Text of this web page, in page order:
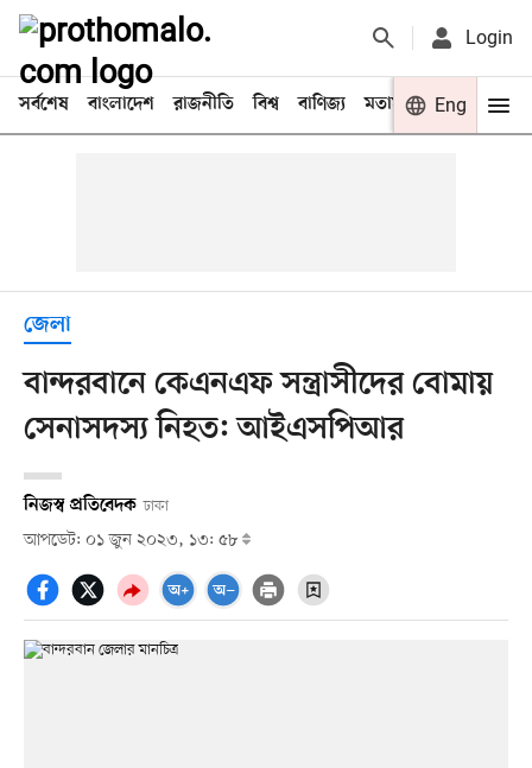
Login
সর্বশেষ বাংলাদেশ রাজনীতি বিশ্ব বাণিজ্য মতামত খেলা
Eng
জেলা
বান্দরবানে কেএনএফ সন্ত্রাসীদের বোমায়
সেনাসদস্য নিহত: আইএসপিআর
নিজস্ব প্রতিবেদক ঢাকা
আপডেট: ০১ জুন ২০২৩, ১৩: ৫৮